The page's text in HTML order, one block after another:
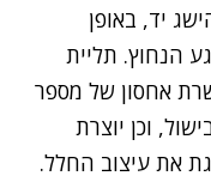
יד, באופן
הנחוץ. תליית
אחסון של מספר
וכן יוצרת
את עיצוב החלל.